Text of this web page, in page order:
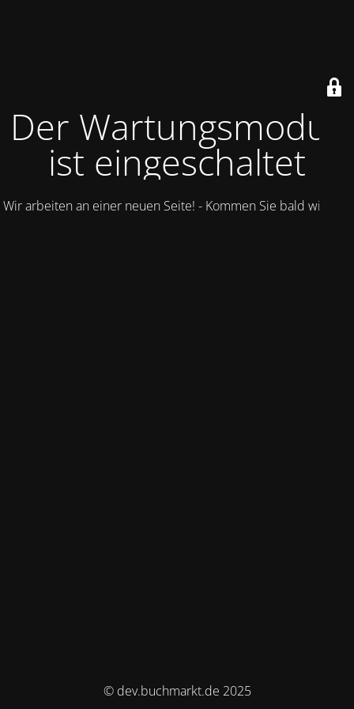
Der Wartungsmodus
ist eingeschaltet
Wir arbeiten an einer neuen Seite! - Kommen Sie bald wieder.
© dev.buchmarkt.de 2025